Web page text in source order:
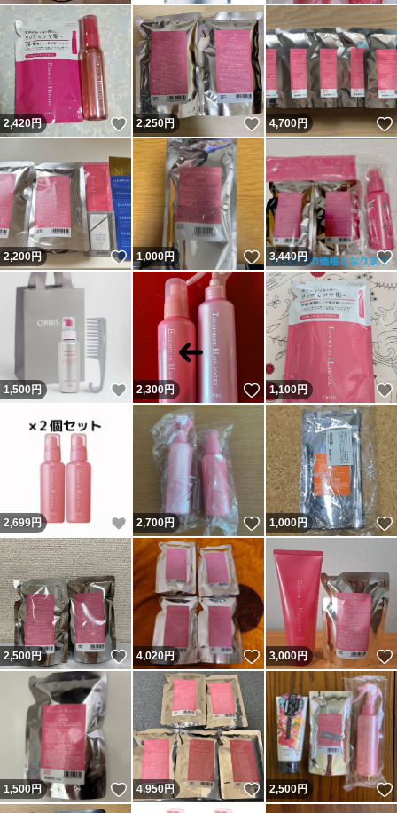
2,420円 いいね！
2,250円 いいね！
4,700円
2,200円 いいね！
1,000円 いいね！
3,440円
1,500円 いいね！
2,300円 いいね！
1,100円
2,699円 いいね！
2,700円 いいね！
1,000円
2,500円 いいね！
4,020円 いいね！
3,000円
1,500円 いいね！
4,950円 いいね！
2,500円